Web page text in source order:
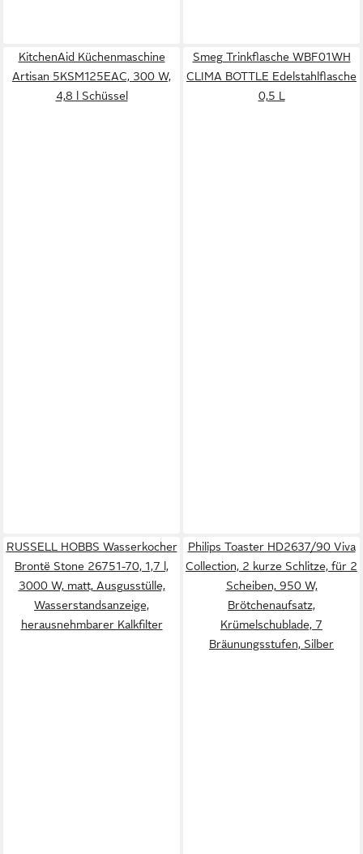
KitchenAid Küchenmaschine
Artisan 5KSM125EAC, 300 W,
4,8 l Schüssel
Smeg Trinkflasche WBF01WH
CLIMA BOTTLE Edelstahlflasche
0,5 L
RUSSELL HOBBS Wasserkocher
Brontë Stone 26751-70, 1,7 l,
3000 W, matt, Ausgusstülle,
Wasserstandsanzeige,
herausnehmbarer Kalkfilter
Philips Toaster HD2637/90 Viva
Collection, 2 kurze Schlitze, für 2
Scheiben, 950 W,
Brötchenaufsatz,
Krümelschublade, 7
Bräunungsstufen, Silber